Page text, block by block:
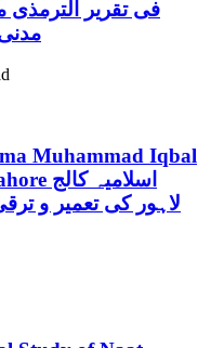
فی تقرير الترمذی
Muhammad Iqbal
اسلامیہ کالج
لاہور کی تعمیر و